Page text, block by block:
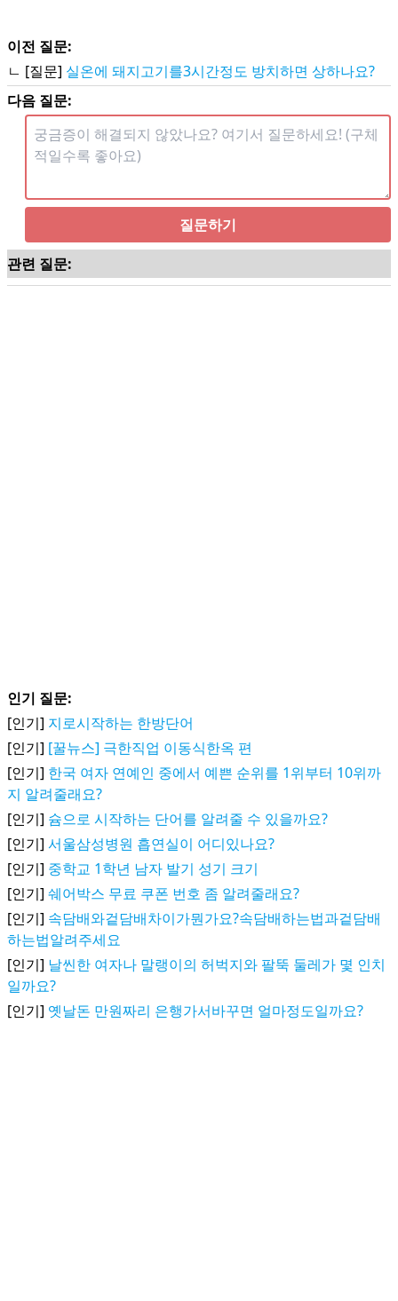
이전 질문:
ㄴ [질문] 실온에 돼지고기를3시간정도 방치하면 상하나요?
다음 질문:
질문하기
관련 질문:
인기 질문:
[인기] 지로시작하는 한방단어
[인기] [꿀뉴스] 극한직업 이동식한옥 편
[인기] 한국 여자 연예인 중에서 예쁜 순위를 1위부터 10위까
지 알려줄래요?
[인기] 슘으로 시작하는 단어를 알려줄 수 있을까요?
[인기] 서울삼성병원 흡연실이 어디있나요?
[인기] 중학교 1학년 남자 발기 성기 크기
[인기] 쉐어박스 무료 쿠폰 번호 좀 알려줄래요?
[인기] 속담배와겉담배차이가뭔가요?속담배하는법과겉담배
하는법알려주세요
[인기] 날씬한 여자나 말랭이의 허벅지와 팔뚝 둘레가 몇 인치
일까요?
[인기] 옛날돈 만원짜리 은행가서바꾸면 얼마정도일까요?